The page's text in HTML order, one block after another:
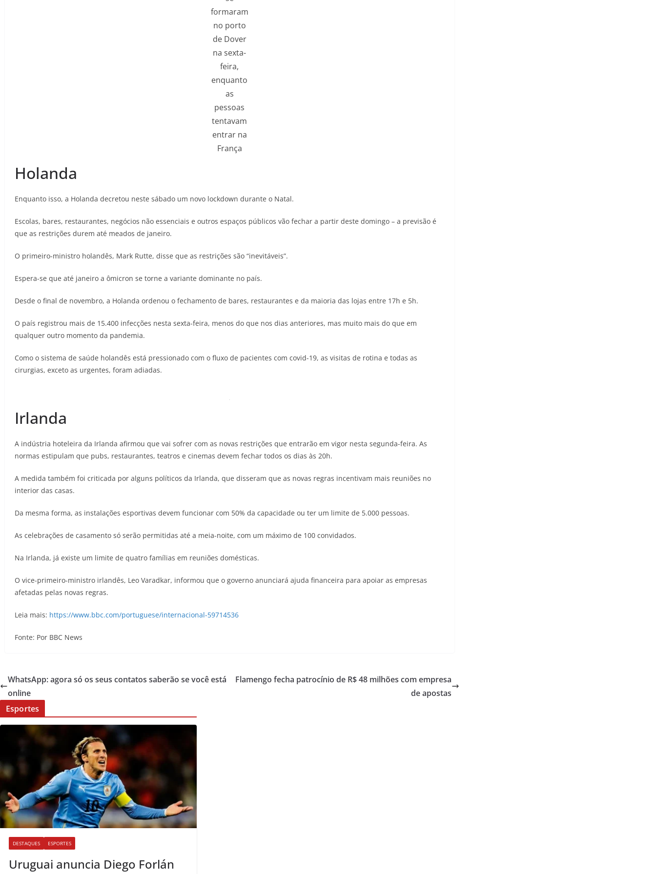
formaram
no porto
de Dover
na sexta-
feira,
enquanto
as
pessoas
tentavam
entrar na
França
Holanda
Enquanto isso, a Holanda decretou neste sábado um novo lockdown durante o Natal.
Escolas, bares, restaurantes, negócios não essenciais e outros espaços públicos vão fechar a partir deste domingo – a previsão é
que as restrições durem até meados de janeiro.
O primeiro-ministro holandês, Mark Rutte, disse que as restrições são “inevitáveis”.
Espera-se que até janeiro a ômicron se torne a variante dominante no país.
Desde o final de novembro, a Holanda ordenou o fechamento de bares, restaurantes e da maioria das lojas entre 17h e 5h.
O país registrou mais de 15.400 infecções nesta sexta-feira, menos do que nos dias anteriores, mas muito mais do que em
qualquer outro momento da pandemia.
Como o sistema de saúde holandês está pressionado com o fluxo de pacientes com covid-19, as visitas de rotina e todas as
cirurgias, exceto as urgentes, foram adiadas.
Irlanda
A indústria hoteleira da Irlanda afirmou que vai sofrer com as novas restrições que entrarão em vigor nesta segunda-feira. As
normas estipulam que pubs, restaurantes, teatros e cinemas devem fechar todos os dias às 20h.
A medida também foi criticada por alguns políticos da Irlanda, que disseram que as novas regras incentivam mais reuniões no
interior das casas.
Da mesma forma, as instalações esportivas devem funcionar com 50% da capacidade ou ter um limite de 5.000 pessoas.
As celebrações de casamento só serão permitidas até a meia-noite, com um máximo de 100 convidados.
Na Irlanda, já existe um limite de quatro famílias em reuniões domésticas.
O vice-primeiro-ministro irlandês, Leo Varadkar, informou que o governo anunciará ajuda financeira para apoiar as empresas
afetadas pelas novas regras.
Leia mais: https://www.bbc.com/portuguese/internacional-59714536
Fonte: Por BBC News
WhatsApp: agora só os seus contatos saberão se você está
online
Flamengo fecha patrocínio de R$ 48 milhões com empresa
de apostas
Esportes
DESTAQUES ESPORTES
Uruguai anuncia Diego Forlán